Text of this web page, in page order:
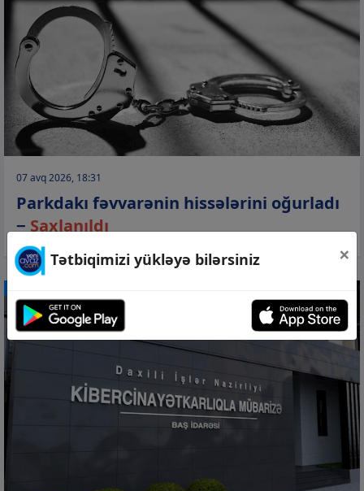
07 avq 2026, 18:31
Parkdakı fəvvarənin hissələrini oğurladı
−Saxlanıldı
Tətbiqimizi yükləyə bilərsiniz ×